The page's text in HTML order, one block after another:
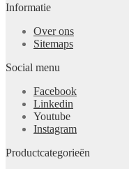
Informatie
Over ons
Sitemaps
Social menu
Facebook
Linkedin
Youtube
Instagram
Productcategorieën